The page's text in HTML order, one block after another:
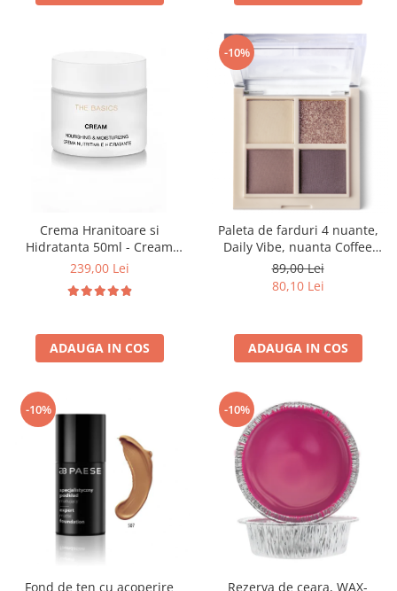
Crema Hranitoare si
Hidratanta 50ml - Cream
Nourishing & Moisturizing-
239,00 Lei
ADAUGA IN COS
-10%
Paleta de farduri 4 nuante,
Daily Vibe, nuanta Coffee
Break 03 - 5,5g
89,00 Lei
80,10 Lei
ADAUGA IN COS
-10%
Fond de ten cu acoperire
-10%
Rezerva de ceara, WAX-